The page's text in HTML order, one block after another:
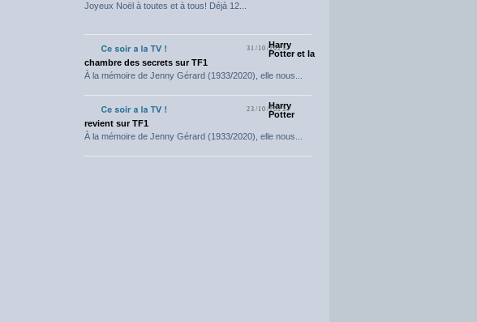
Joyeux Noël à toutes et à tous! Déjà 12...
31/10/2023
Harry
Potter et la
chambre des secrets sur TF1
À la mémoire de Jenny Gérard (1933/2020), elle nous...
23/10/2023
Harry
Potter
revient sur TF1
À la mémoire de Jenny Gérard (1933/2020), elle nous...